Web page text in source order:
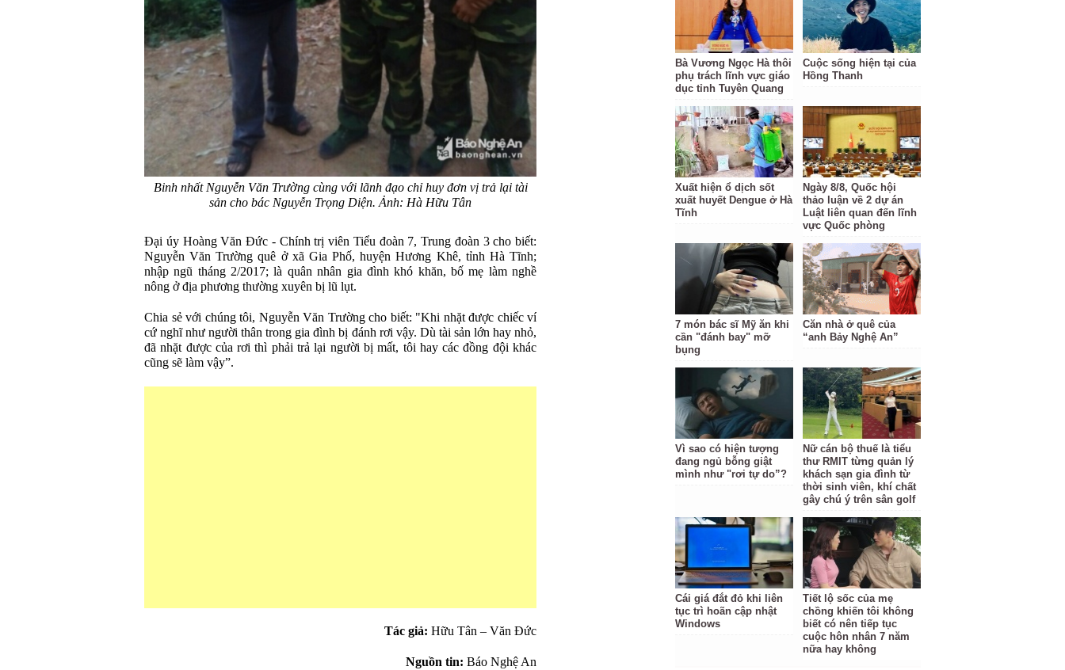
Binh nhất Nguyễn Văn Trường cùng với lãnh đạo chỉ huy đơn vị trả lại tài
sản cho bác Nguyễn Trọng Diện. Ảnh: Hà Hữu Tân
Đại úy Hoàng Văn Đức - Chính trị viên Tiểu đoàn 7, Trung đoàn 3 cho biết:
Nguyễn Văn Trường quê ở xã Gia Phố, huyện Hương Khê, tỉnh Hà Tĩnh;
nhập ngũ tháng 2/2017; là quân nhân gia đình khó khăn, bố mẹ làm nghề
nông ở địa phương thường xuyên bị lũ lụt.
Chia sẻ với chúng tôi, Nguyễn Văn Trường cho biết: "Khi nhặt được chiếc ví
cứ nghĩ như người thân trong gia đình bị đánh rơi vậy. Dù tài sản lớn hay nhỏ,
đã nhặt được của rơi thì phải trả lại người bị mất, tôi hay các đồng đội khác
cũng sẽ làm vậy”.
Tác giả: Hữu Tân – Văn Đức
Nguồn tin: Báo Nghệ An
Bà Vương Ngọc Hà thôi
phụ trách lĩnh vực giáo
dục tỉnh Tuyên Quang
Cuộc sống hiện tại của
Hồng Thanh
Xuất hiện ổ dịch sốt
xuất huyết Dengue ở Hà
Tĩnh
Ngày 8/8, Quốc hội
thảo luận về 2 dự án
Luật liên quan đến lĩnh
vực Quốc phòng
7 món bác sĩ Mỹ ăn khi
cần "đánh bay" mỡ
bụng
Căn nhà ở quê của
“anh Bảy Nghệ An”
Vì sao có hiện tượng
đang ngủ bỗng giật
mình như "rơi tự do”?
Nữ cán bộ thuế là tiểu
thư RMIT từng quản lý
khách sạn gia đình từ
thời sinh viên, khí chất
gây chú ý trên sân golf
Cái giá đắt đỏ khi liên
tục trì hoãn cập nhật
Windows
Tiết lộ sốc của mẹ
chồng khiến tôi không
biết có nên tiếp tục
cuộc hôn nhân 7 năm
nữa hay không